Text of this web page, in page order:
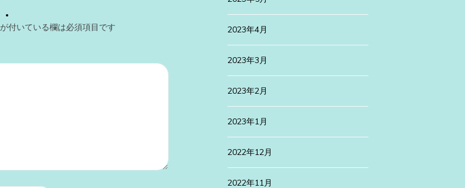
が付いている欄は必須項目です 2023年4月
2023年3月
2023年2月
2023年1月
2022年12月
2022年11月